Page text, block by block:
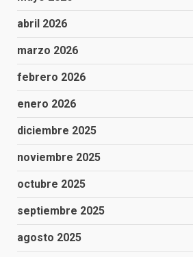
abril 2026
marzo 2026
febrero 2026
enero 2026
diciembre 2025
noviembre 2025
octubre 2025
septiembre 2025
agosto 2025